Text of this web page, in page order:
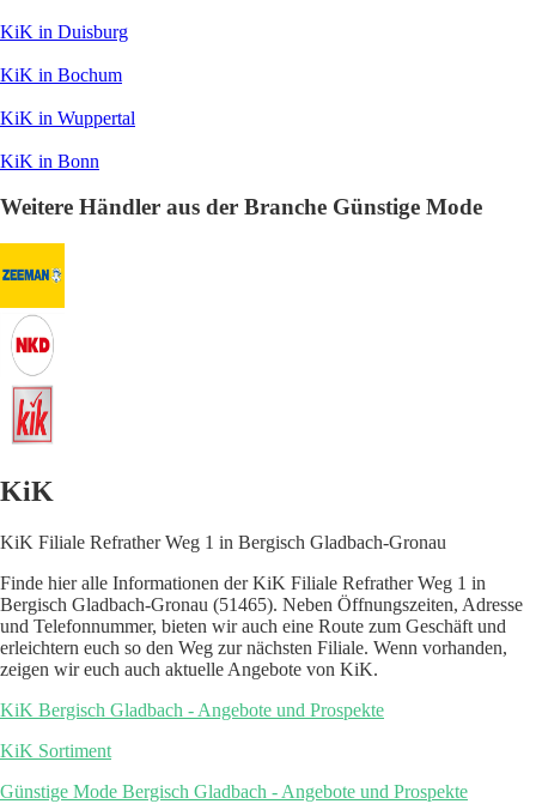
KiK in Duisburg
KiK in Bochum
KiK in Wuppertal
KiK in Bonn
Weitere Händler aus der Branche Günstige Mode
KiK
KiK Filiale Refrather Weg 1 in Bergisch Gladbach-Gronau
Finde hier alle Informationen der KiK Filiale Refrather Weg 1 in
Bergisch Gladbach-Gronau (51465). Neben Öffnungszeiten, Adresse
und Telefonnummer, bieten wir auch eine Route zum Geschäft und
erleichtern euch so den Weg zur nächsten Filiale. Wenn vorhanden,
zeigen wir euch auch aktuelle Angebote von KiK.
KiK Bergisch Gladbach - Angebote und Prospekte
KiK Sortiment
Günstige Mode Bergisch Gladbach - Angebote und Prospekte